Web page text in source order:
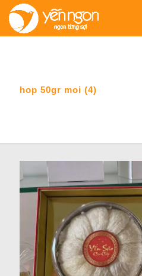
hop 50gr moi (4)